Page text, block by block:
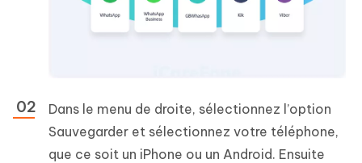
Dans le menu de droite, sélectionnez l’option
Sauvegarder et sélectionnez votre téléphone,
que ce soit un iPhone ou un Android. Ensuite